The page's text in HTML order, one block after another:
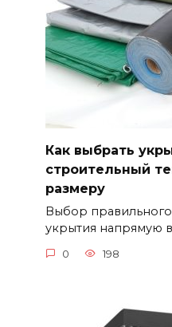
Как выбрать
строительный
размеру
Выбор
укрытия напрямую
0 198